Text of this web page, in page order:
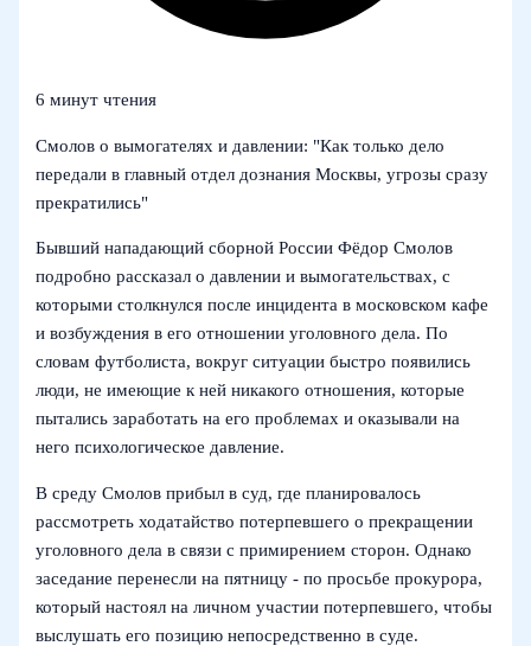
6 минут чтения
Смолов о вымогателях и давлении: "Как только дело
передали в главный отдел дознания Москвы, угрозы сразу
прекратились"
Бывший нападающий сборной России Фёдор Смолов
подробно рассказал о давлении и вымогательствах, с
которыми столкнулся после инцидента в московском кафе
и возбуждения в его отношении уголовного дела. По
словам футболиста, вокруг ситуации быстро появились
люди, не имеющие к ней никакого отношения, которые
пытались заработать на его проблемах и оказывали на
него психологическое давление.
В среду Смолов прибыл в суд, где планировалось
рассмотреть ходатайство потерпевшего о прекращении
уголовного дела в связи с примирением сторон. Однако
заседание перенесли на пятницу - по просьбе прокурора,
который настоял на личном участии потерпевшего, чтобы
выслушать его позицию непосредственно в суде.